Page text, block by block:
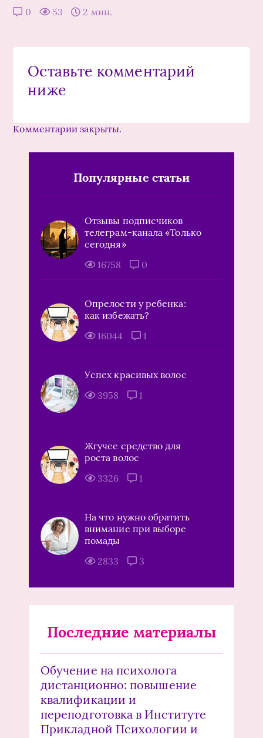
0 53 2 мин.
Оставьте комментарий
ниже
Комментарии закрыты.
Популярные статьи
Отзывы подписчиков
телеграм-канала «Только
сегодня»
16758
0
Опрелости у ребенка:
как избежать?
16044
1
Успех красивых волос
3958
1
Жгучее средство для
роста волос
3326
1
На что нужно обратить
внимание при выборе
помады
2833
3
Последние материалы
Обучение на психолога
дистанционно: повышение
квалификации и
переподготовка в Институте
Прикладной Психологии и